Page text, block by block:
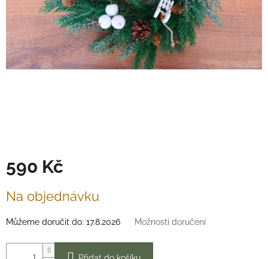
Věnce
na
Hodnocení
obchodu
O
mně
Kontakty
Přihlášení
590 Kč
cena:
Na objednávku
Můžeme doručit do: 17.8.2026 Možnosti doručení